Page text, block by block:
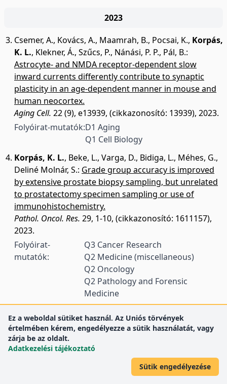
2023
Csemer, A., Kovács, A., Maamrah, B., Pocsai, K., Korpás,
K. L., Klekner, Á., Szűcs, P., Nánási, P. P., Pál, B.:
Astrocyte- and NMDA receptor-dependent slow
inward currents differently contribute to synaptic
plasticity in an age-dependent manner in mouse and
human neocortex.
Aging Cell. 22 (9), e13939, (cikkazonosító: 13939), 2023.
Folyóirat-mutatók:D1 Aging
Q1 Cell Biology
Korpás, K. L., Beke, L., Varga, D., Bidiga, L., Méhes, G.,
Deliné Molnár, S.: Grade group accuracy is improved
by extensive prostate biopsy sampling, but unrelated
to prostatectomy specimen sampling or use of
immunohistochemistry.
Pathol. Oncol. Res. 29, 1-10, (cikkazonosító: 1611157),
2023.
Folyóirat-
mutatók:
Q3 Cancer Research
Q2 Medicine (miscellaneous)
Q2 Oncology
Q2 Pathology and Forensic
Medicine
© 2012 Debreceni Egyetem
Ez a weboldal sütiket használ. Az Uniós törvények
értelmében kérem, engedélyezze a sütik használatát, vagy
zárja be az oldalt.
Adatkezelési tájékoztató
Sütik engedélyezése